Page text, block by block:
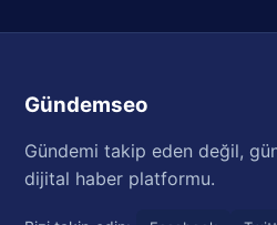
Gündemseo
Gündemi takip eden değil,
dijital haber platformu.